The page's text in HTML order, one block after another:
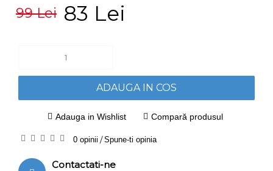
99 Lei 83 Lei
ADAUGA IN COS
Adauga in Wishlist Compară produsul
0 opinii /Spune-ti opinia
Contactati-ne